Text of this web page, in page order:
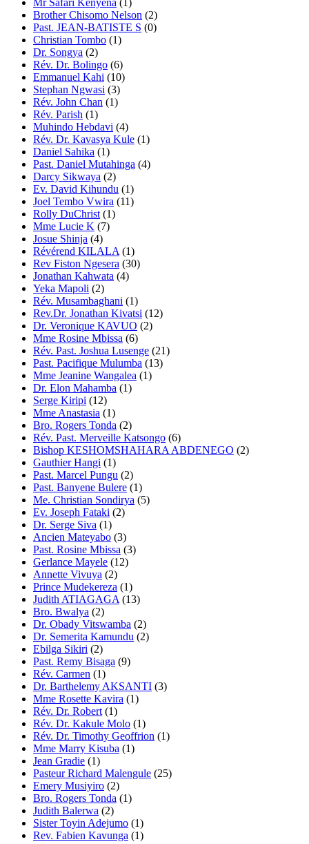
Mr Safari Kenyena (1)
Brother Chisomo Nelson (2)
Past. JEAN-BATISTE S (0)
Christian Tombo (1)
Dr. Songya (2)
Rév. Dr. Bolingo (6)
Emmanuel Kahi (10)
Stephan Ngwasi (3)
Rév. John Chan (1)
Rév. Parish (1)
Muhindo Hebdavi (4)
Rév. Dr. Kavasya Kule (1)
Daniel Sahika (1)
Past. Daniel Mutahinga (4)
Darcy Sikwaya (2)
Ev. David Kihundu (1)
Joel Tembo Vwira (11)
Rolly DuChrist (1)
Mme Lucie K (7)
Josue Shinja (4)
Révérend KILALA (1)
Rev Fiston Ngesera (30)
Jonathan Kahwata (4)
Yeka Mapoli (2)
Rév. Musambaghani (1)
Rev.Dr. Jonathan Kivatsi (12)
Dr. Veronique KAVUO (2)
Mme Rosine Mbissa (6)
Rév. Past. Joshua Lusenge (21)
Past. Pacifique Mulumba (13)
Mme Jeanine Wangalea (1)
Dr. Elon Mahamba (1)
Serge Kiripi (12)
Mme Anastasia (1)
Bro. Rogers Tonda (2)
Rév. Past. Merveille Katsongo (6)
Bishop KESHOMSHAHARA ABDENEGO (2)
Gauthier Hangi (1)
Past. Marcel Pungu (2)
Past. Banyene Bulere (1)
Me. Christian Sondirya (5)
Ev. Joseph Fataki (2)
Dr. Serge Siva (1)
Ancien Mateyabo (3)
Past. Rosine Mbissa (3)
Gerlance Mayele (12)
Annette Vivuya (2)
Prince Mudekereza (1)
Judith ATIAGAGA (13)
Bro. Bwalya (2)
Dr. Obady Vitswamba (2)
Dr. Semerita Kamundu (2)
Ebilga Sikiri (2)
Past. Remy Bisaga (9)
Rév. Carmen (1)
Dr. Barthelemy AKSANTI (3)
Mme Rosette Kavira (1)
Rév. Dr. Robert (1)
Rév. Dr. Kakule Molo (1)
Rév. Dr. Timothy Geoffrion (1)
Mme Marry Kisuba (1)
Jean Gradie (1)
Pasteur Richard Malengule (25)
Emery Musiyiro (2)
Bro. Rogers Tonda (1)
Judith Balerwa (2)
Sister Toyin Adejumo (1)
Rev. Fabien Kavunga (1)